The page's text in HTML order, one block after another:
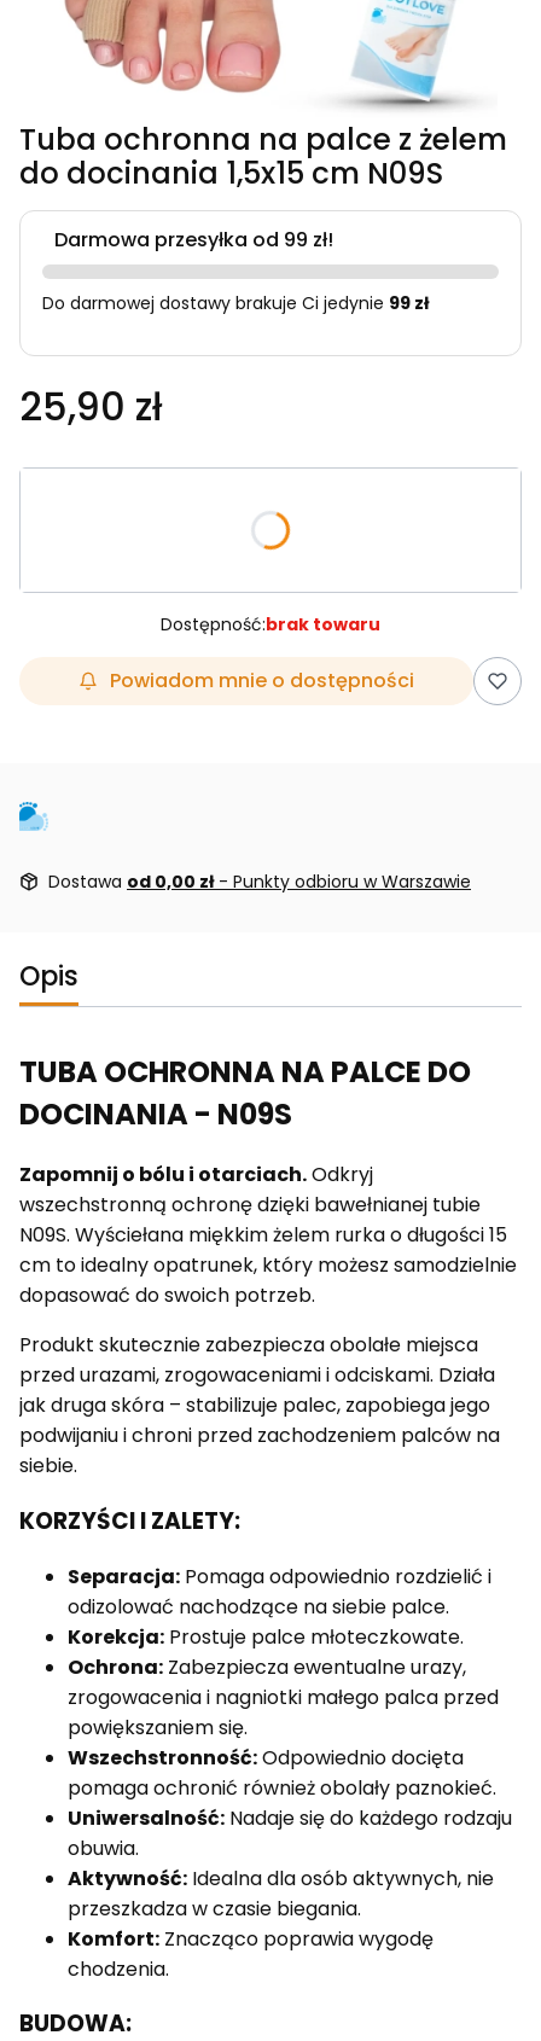
Tuba ochronna na palce z żelem
do docinania 1,5x15 cm N09S
Darmowa przesyłka od 99 zł!
Do darmowej dostawy brakuje Ci jedynie 99 zł
25,90 zł
Poszczególne warianty mogą różnić się ceną
Dostępność:brak towaru
Powiadom mnie o dostępności
Dostawa od 0,00 zł - Punkty odbioru w Warszawie
Opis
TUBA OCHRONNA NA PALCE DO
DOCINANIA - N09S
Zapomnij o bólu i otarciach.Odkryj
wszechstronną ochronę dzięki bawełnianej tubie
N09S. Wyściełana miękkim żelem rurka o długości 15
cm to idealny opatrunek, który możesz samodzielnie
dopasować do swoich potrzeb.
Produkt skutecznie zabezpiecza obolałe miejsca
przed urazami, zrogowaceniami i odciskami. Działa
jak druga skóra – stabilizuje palec, zapobiega jego
podwijaniu i chroni przed zachodzeniem palców na
siebie.
KORZYŚCI I ZALETY:
Separacja: Pomaga odpowiednio rozdzielić i
odizolować nachodzące na siebie palce.
Korekcja: Prostuje palce młoteczkowate.
Ochrona: Zabezpiecza ewentualne urazy,
zrogowacenia i nagniotki małego palca przed
powiększaniem się.
Wszechstronność:Odpowiednio docięta
pomaga ochronić również obolały paznokieć.
Uniwersalność: Nadaje się do każdego rodzaju
obuwia.
Aktywność: Idealna dla osób aktywnych, nie
przeszkadza w czasie biegania.
Komfort: Znacząco poprawia wygodę
chodzenia.
BUDOWA: